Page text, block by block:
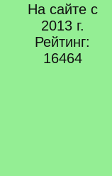
На сайте с
2013 г.
Рейтинг:
16464